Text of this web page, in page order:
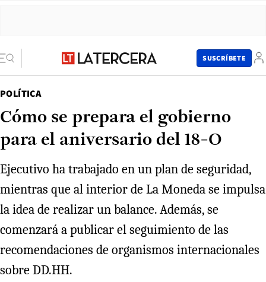
SUSCRÍBETE
POLÍTICA
Cómo se prepara el gobierno
para el aniversario del 18-O
Ejecutivo ha trabajado en un plan de seguridad,
mientras que al interior de La Moneda se impulsa
la idea de realizar un balance. Además, se
comenzará a publicar el seguimiento de las
recomendaciones de organismos internacionales
sobre DD.HH.